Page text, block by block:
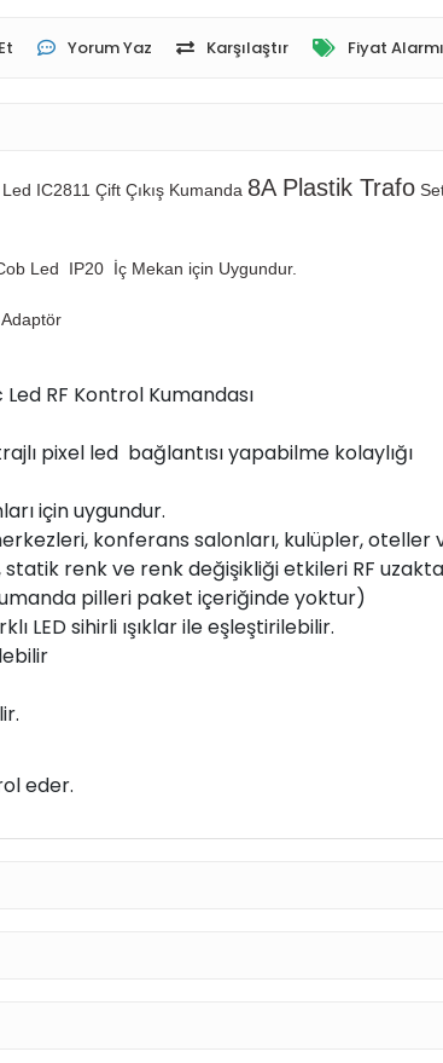
Yorum Yaz Karşılaştır Fiyat Alarmı
IC2811 Çift Çıkış Kumanda 8A Plastik Trafo
Led IP20 İç Mekan için Uygundur.
Led RF Kontrol Kumandası
pixel led bağlantısı yapabilme kolaylığı
için uygundur.
konferans salonları, kulüpler,
statik renk ve renk değişikliği etkileri RF
pilleri paket içeriğinde yoktur)
LED sihirli ışıklar ile eşleştirilebilir.
eder.